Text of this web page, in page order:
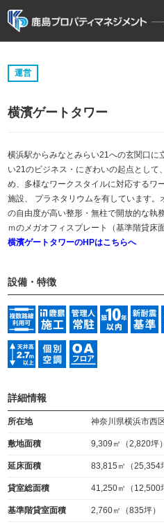
物件情報
企業情報
採用情報
お問い合わせ
運営
横濱ゲートタワー
横浜駅からみなとみらい21への玄関口に
い21のビジネス・にぎわいの起点として
め、多様なワークスタイルに対応するワ
施設、 プラネタリウムを有しています。
の自由度が高い整形・無柱で開放的な執
ｍのメガオフィスプレート（基準階貸床
横濱ゲートタワーのHPはこちらへ
設備・特徴
詳細情報
所在地 神奈川県横浜市西
敷地面積 9,309㎡（2,820坪）
延床面積 83,815㎡（25,354
貸室総面積 41,250㎡（12,500
基準階貸室面積 2,760㎡（835坪）